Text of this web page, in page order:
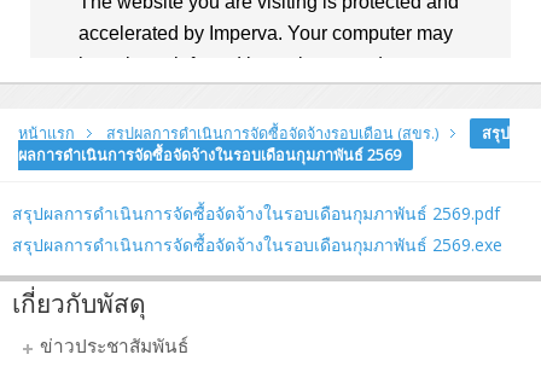
หน้าแรก สรุปผลการดำเนินการจัดซื้อจัดจ้างรอบเดือน (สขร.)
สรุป
ผลการดำเนินการจัดซื้อจัดจ้างในรอบเดือนกุมภาพันธ์ 2569
สรุปผลการดำเนินการจัดซื้อจัดจ้างในรอบเดือนกุมภาพันธ์ 2569.pdf
สรุปผลการดำเนินการจัดซื้อจัดจ้างในรอบเดือนกุมภาพันธ์ 2569.exe
เกี่ยวกับพัสดุ
ข่าวประชาสัมพันธ์